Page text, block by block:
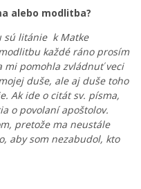
alebo modlitba?
sú litánie k Matke
každé ráno prosím
mi pomohla zvládnuť veci
duše, ale aj duše toho
Ak ide o citát sv. písma,
o povolaní apoštolov.
pretože ma neustále
aby som nezabudol, kto